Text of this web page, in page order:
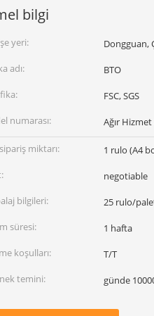
bilgi
yeri:
Dongguan,
adı:
BTO
FSC, SGS
numarası:
Ağır
miktarı:
1 rulo (A4
negotiable
bilgileri:
25 rulo/
süresi:
1 hafta
koşulları:
T/T
temini:
günde